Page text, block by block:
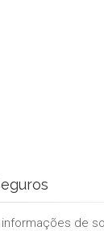
de